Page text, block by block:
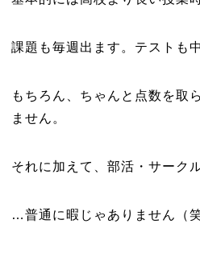
課題も毎週出ます。テストも
もちろん、ちゃんと点数を取
ません。
それに加えて、部活・サーク
…普通に暇じゃありません（笑